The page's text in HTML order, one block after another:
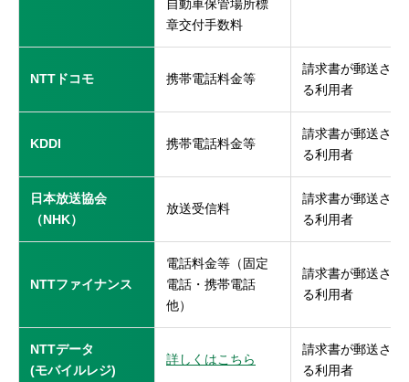
自動車保管場所標
章交付手数料
NTTドコモ 携帯電話料金等
請求書が郵送され
る利用者
KDDI 携帯電話料金等
請求書が郵送され
る利用者
日本放送協会
（NHK）
放送受信料
請求書が郵送され
る利用者
NTTファイナンス
電話料金等（固定
電話・携帯電話
他）
請求書が郵送され
る利用者
NTTデータ
(モバイルレジ)
詳しくはこちら
請求書が郵送され
る利用者